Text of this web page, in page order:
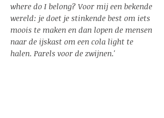
where do I belong? Voor mij een bekende
wereld: je doet je stinkende best om iets
moois te maken en dan lopen de mensen
naar de ijskast om een cola light te
halen. Parels voor de zwijnen.'